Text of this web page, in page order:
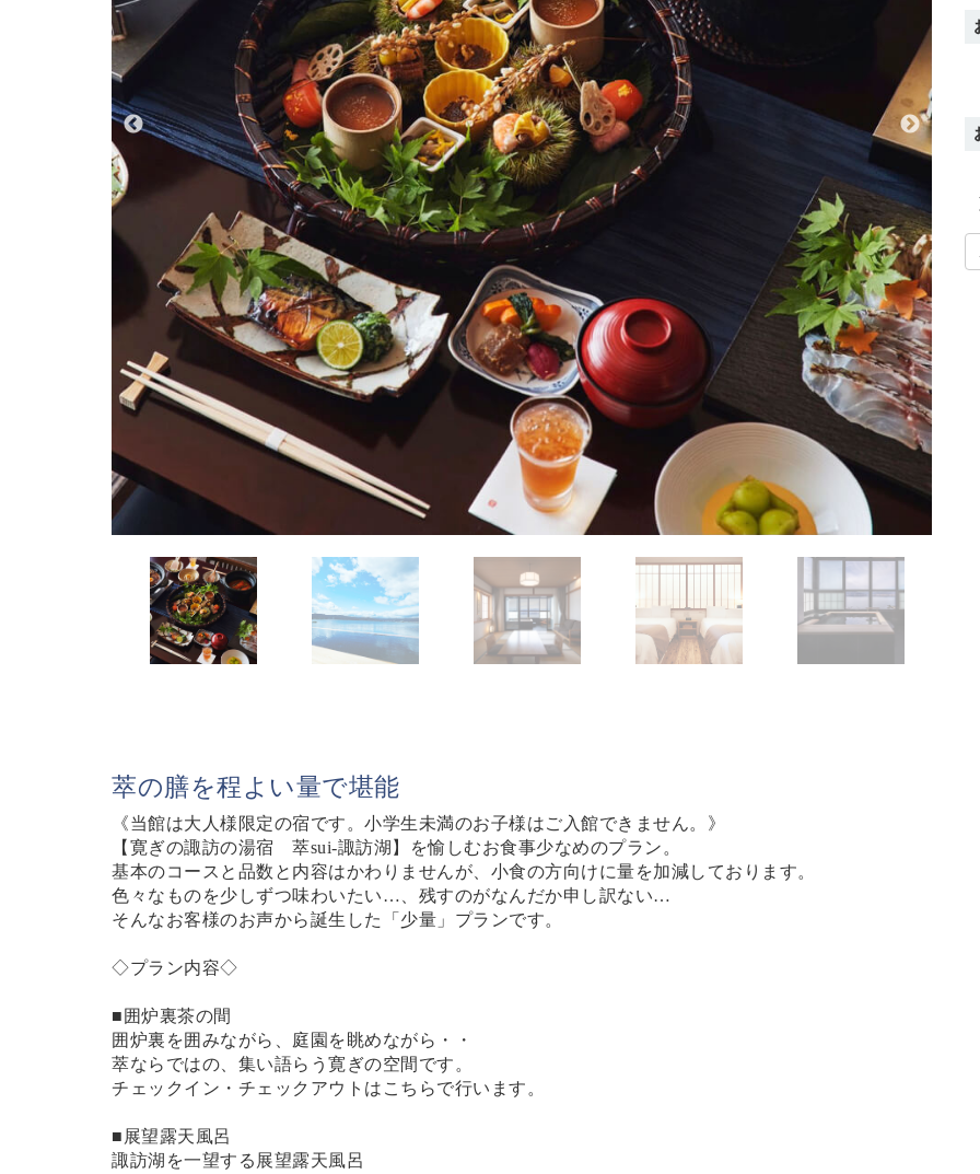
萃の膳を程よい量で堪能
《当館は大人様限定の宿です。小学生未満のお子様はご入館できません。》
【寛ぎの諏訪の湯宿 萃sui-諏訪湖】を愉しむお食事少なめのプラン。
基本のコースと品数と内容はかわりませんが、小食の方向けに量を加減しております。
色々なものを少しずつ味わいたい…、残すのがなんだか申し訳ない…
そんなお客様のお声から誕生した「少量」プランです。
◇プラン内容◇
■囲炉裏茶の間
囲炉裏を囲みながら、庭園を眺めながら・・
萃ならではの、集い語らう寛ぎの空間です。
チェックイン・チェックアウトはこちらで行います。
■展望露天風呂
諏訪湖を一望する展望露天風呂